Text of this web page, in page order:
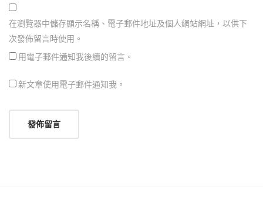
在瀏覽器中儲存顯示名稱、電子郵件地址及個人網站網址，以供下
次發佈留言時使用。
用電子郵件通知我後續的留言。
新文章使用電子郵件通知我。